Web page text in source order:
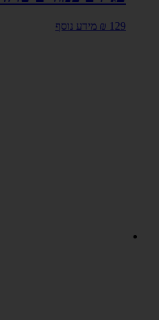
₪ 129 מידע נוסף